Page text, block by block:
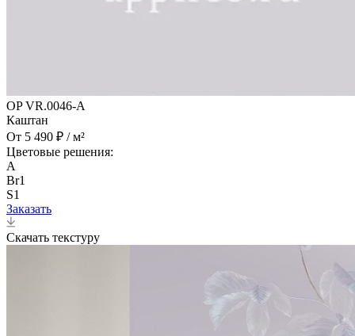
OP VR.0046-A
Каштан
От 5 490 ₽ / м²
Цветовые решения:
A
Br1
S1
Заказать
Скачать текстуру